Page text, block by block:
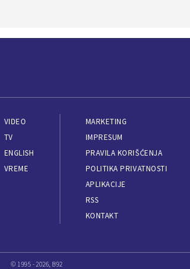
VIDEO
TV
ENGLISH
VREME
MARKETING
IMPRESUM
PRAVILA KORIŠĆENJA
POLITIKA PRIVATNOSTI
APLIKACIJE
RSS
KONTAKT
© 1995 - 2026, B92